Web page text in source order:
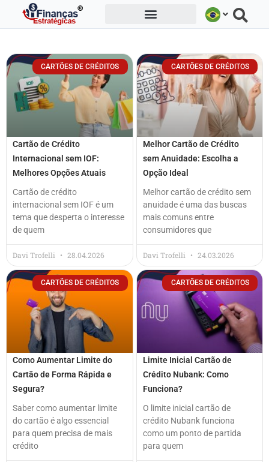
CARTÕES DE CRÉDITOS
Cartão de Crédito
Internacional sem IOF:
Melhores Opções Atuais
Cartão de crédito
internacional sem IOF é um
tema que desperta o interesse
de quem
Davi Trofelli 28.04.2026
CARTÕES DE CRÉDITOS
Melhor Cartão de Crédito
sem Anuidade: Escolha a
Opção Ideal
Melhor cartão de crédito sem
anuidade é uma das buscas
mais comuns entre
consumidores que
Davi Trofelli 24.03.2026
CARTÕES DE CRÉDITOS
Como Aumentar Limite do
Cartão de Forma Rápida e
Segura?
Saber como aumentar limite
do cartão é algo essencial
para quem precisa de mais
crédito
CARTÕES DE CRÉDITOS
Limite Inicial Cartão de
Crédito Nubank: Como
Funciona?
O limite inicial cartão de
crédito Nubank funciona
como um ponto de partida
para quem